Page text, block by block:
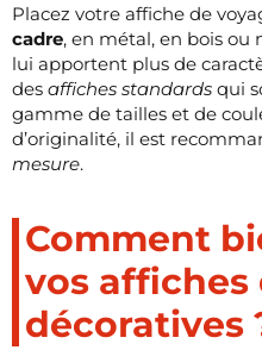
Placez votre affiche de
cadre, en métal, en bois ou
lui apportent plus de
des affiches standards qui
gamme de tailles et de
d’originalité, il est
mesure.
Comment
vos affiches
décoratives